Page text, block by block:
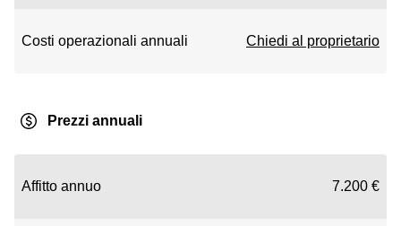
Costi operazionali annuali Chiedi al proprietario
Prezzi annuali
Affitto annuo 7.200 €